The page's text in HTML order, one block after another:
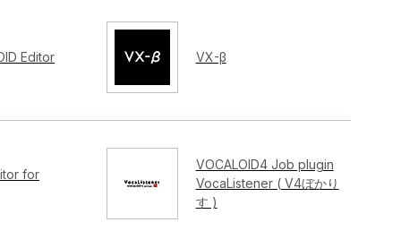
Editor VX-β
for
VOCALOID4 Job plugin
VocaListener ( V4ぼかり
す )